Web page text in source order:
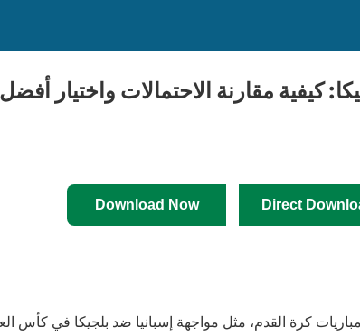
كيفية مقارنة الاحتمالات واختيار
Download Now Direct